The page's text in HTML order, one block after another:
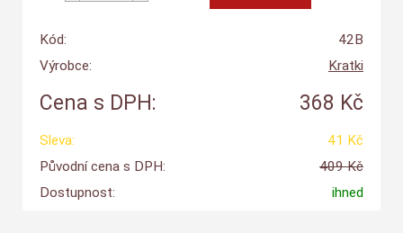
Kód:
42B
Výrobce:
Kratki
Cena s DPH: 368 Kč
Sleva:
41 Kč
Původní cena s DPH:
409 Kč
Dostupnost:
ihned